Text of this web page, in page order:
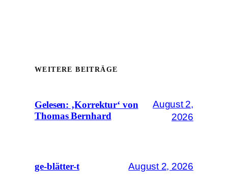
WEITERE BEITRÄGE
Gelesen: ‚Korrektur‘ von
Thomas Bernhard
August 2,
2026
ge-blätter-t August 2, 2026